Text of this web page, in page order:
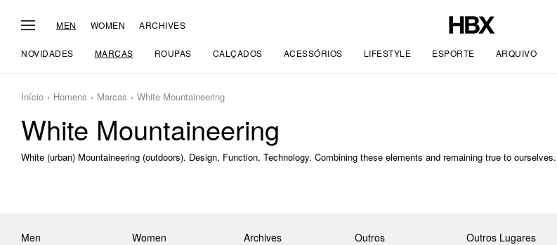
MEN WOMEN ARCHIVES
NOVIDADES MARCAS ROUPAS CALÇADOS ACESSÓRIOS LIFESTYLE ESPORTE ARQUIVO
Início Homens Marcas White Mountaineering
White Mountaineering
White (urban) Mountaineering (outdoors). Design, Function, Technology. Combining these elements and remaining true to ourselves.
Men
Women
Archives
Outros
Outros Lugares